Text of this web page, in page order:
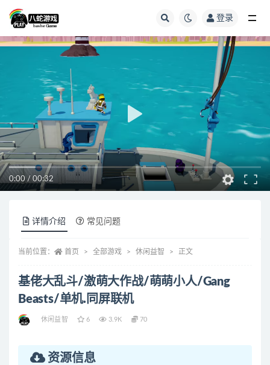
登录
0:00/ 00:32
详情介绍 常见问题
当前位置： 首页 全部游戏 休闲益智 正文
基佬大乱斗/激萌大作战/萌萌小人/Gang
Beasts/单机.同屏联机
休闲益智 6 3.9K 70
资源信息